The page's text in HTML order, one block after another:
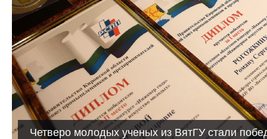
Четверо молодых ученых из ВятГУ стали